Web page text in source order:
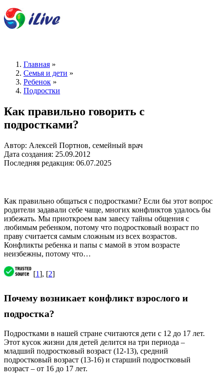
Главная »
Семья и дети »
Ребенок »
Подростки
Как правильно говорить с
подростками?
Автор: Алексей Портнов, семейный врач
Дата создания: 25.09.2012
Последняя редакция: 06.07.2025
Как правильно общаться с подростками? Если бы этот вопрос
родители задавали себе чаще, многих конфликтов удалось бы
избежать. Мы приоткроем вам завесу тайны общения с
любимым ребенком, потому что подростковый возраст по
праву считается самым сложным из всех возрастов.
Конфликты ребенка и папы с мамой в этом возрасте
неизбежны, потому что…
[1], [2]
Почему возникает конфликт взрослого и
подростка?
Подростками в нашей стране считаются дети с 12 до 17 лет.
Этот кусок жизни для детей делится на три периода –
младший подростковый возраст (12-13), средний
подростковый возраст (13-16) и старший подростковый
возраст – от 16 до 17 лет.